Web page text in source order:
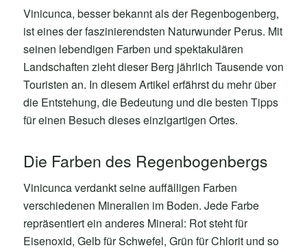
Vinicunca, besser bekannt als der Regenbogenberg,
ist eines der faszinierendsten Naturwunder Perus. Mit
seinen lebendigen Farben und spektakulären
Landschaften zieht dieser Berg jährlich Tausende von
Touristen an. In diesem Artikel erfährst du mehr über
die Entstehung, die Bedeutung und die besten Tipps
für einen Besuch dieses einzigartigen Ortes.
Die Farben des Regenbogenbergs
Vinicunca verdankt seine auffälligen Farben
verschiedenen Mineralien im Boden. Jede Farbe
repräsentiert ein anderes Mineral: Rot steht für
Eisenoxid, Gelb für Schwefel, Grün für Chlorit und so